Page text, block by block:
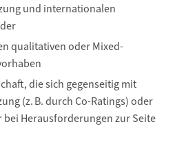
und internationalen
qualitativen oder Mixed-
die sich gegenseitig mit
(z. B. durch Co-Ratings) oder
Herausforderungen zur Seite